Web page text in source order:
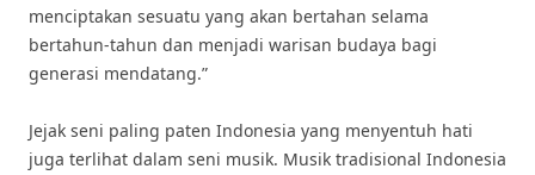
menciptakan sesuatu yang akan bertahan selama
bertahun-tahun dan menjadi warisan budaya bagi
generasi mendatang.”
Jejak seni paling paten Indonesia yang menyentuh hati
juga terlihat dalam seni musik. Musik tradisional Indonesia